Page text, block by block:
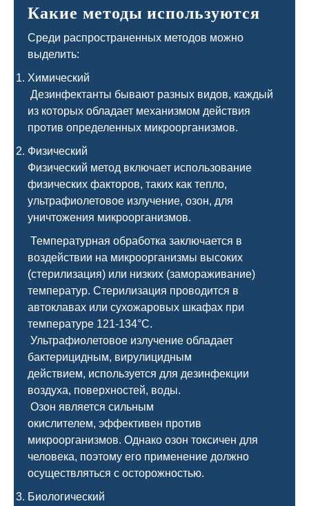
Какие методы используются
Среди распространенных методов можно
выделить:
Химический
Дезинфектанты бывают разных видов, каждый
из которых обладает механизмом действия
против определенных микроорганизмов.
Физический
Физический метод включает использование
физических факторов, таких как тепло,
ультрафиолетовое излучение, озон, для
уничтожения микроорганизмов.
Температурная обработка заключается в
воздействии на микроорганизмы высоких
(стерилизация) или низких (замораживание)
температур. Стерилизация проводится в
автоклавах или сухожаровых шкафах при
температуре 121-134°C.
Ультрафиолетовое излучение обладает
бактерицидным, вирулицидным
действием, используется для дезинфекции
воздуха, поверхностей, воды.
Озон является сильным
окислителем, эффективен против
микроорганизмов. Однако озон токсичен для
человека, поэтому его применение должно
осуществляться с осторожностью.
Биологический